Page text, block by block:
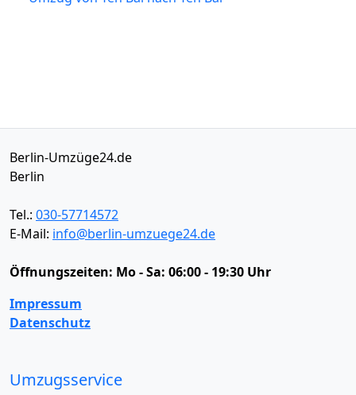
Berlin-Umzüge24.de
Berlin
Tel.: 030-57714572
E-Mail: info@berlin-umzuege24.de
Öffnungszeiten: Mo - Sa: 06:00 - 19:30 Uhr
Impressum
Datenschutz
Umzugsservice